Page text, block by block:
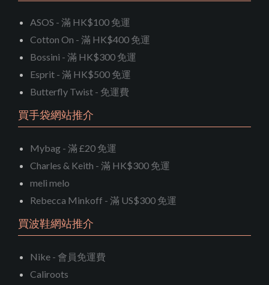
ASOS - 滿 HK$100 免運
Cotton On - 滿 HK$400 免運
Bossini - 滿 HK$300 免運
Esprit - 滿 HK$500 免運
Butterfly Twist - 免運費
買手袋網站推介
Mybag - 滿 £20 免運
Charles & Keith - 滿 HK$300 免運
meli melo
Rebecca Minkoff - 滿 US$300 免運
買波鞋網站推介
Nike - 會員免運費
Caliroots